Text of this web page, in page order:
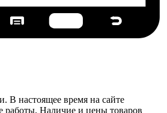
В настоящее время на сайте
работы. Наличие и цены товаров